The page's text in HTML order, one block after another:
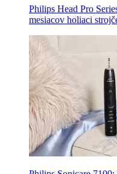
Philips Head Pro
mesiacov holiaci